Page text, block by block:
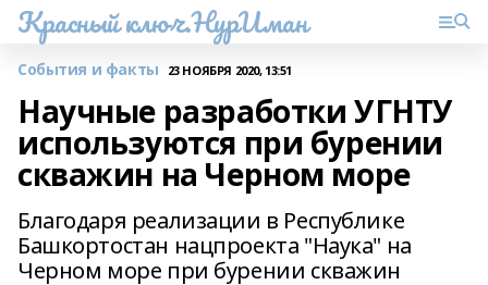
Красный ключ.НурИман
События и факты 23 НОЯБРЯ 2020, 13:51
Научные разработки УГНТУ
используются при бурении
скважин на Черном море
Благодаря реализации в Республике
Башкортостан нацпроекта "Наука" на
Черном море при бурении скважин